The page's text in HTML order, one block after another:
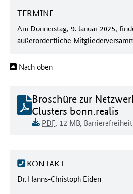
TERMINE
Am Donnerstag, 9. Januar 2025,
außerordentliche
Nach oben
Dokument zum
Broschüre zur
Clusters bonn.realis
Dokumentenformat:
PDFDokumentengröße:
, 12 MB
Barrierefreiheit:
Dieses Dokument ist auf
,
KONTAKT
Ansprechpartner:
Dr. Hanns-Christoph Eiden